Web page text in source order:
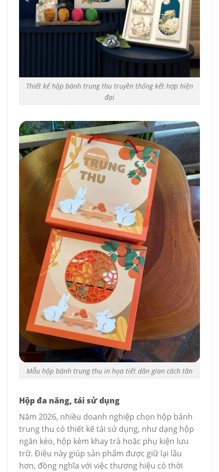
Thiết kế hộp bánh trung thu truyền thống kết hợp hiện
đại
Mẫu hộp bánh trung thu in họa tiết dân gian cách tân
Hộp đa năng, tái sử dụng
Năm 2026, nhiều doanh nghiệp chọn hộp bánh
trung thu có thiết kế tái sử dụng, như dạng hộp
ngăn kéo, hộp kèm khay trà hoặc phụ kiện lưu
trữ. Điều này giúp sản phẩm được giữ lại lâu
hơn, đồng nghĩa với việc thương hiệu có thời